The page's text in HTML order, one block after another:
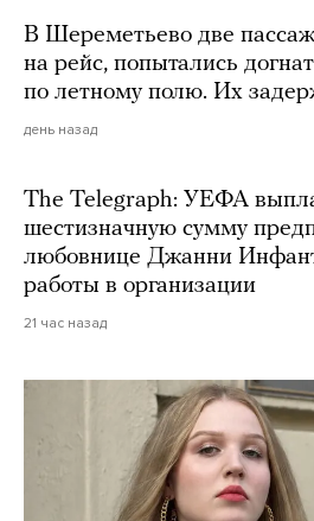
В Шереметьево две
на рейс, попытались
по летному полю. Их
день назад
The Telegraph: УЕФА
шестизначную сумму
любовнице Джанни
работы в организации
21 час назад